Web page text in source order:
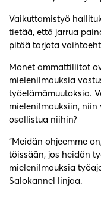
Vaikuttamistyö
tietää, että jarrua
pitää tarjota
Monet ammattiliitot
mielenilmauksia
työelämämuutoksia.
mielenilmauksiin, niin
osallistua niihin?
”Meidän ohjeemme
töissään, jos heidän
mielenilmauksia
Salokannel linjaa.